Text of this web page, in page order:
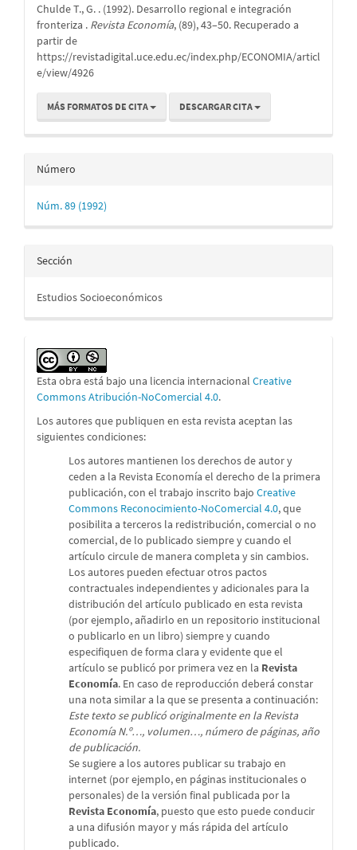
artículo
Chulde T., G. . (1992). Desarrollo regional e integración
fronteriza . Revista Economía, (89), 43–50. Recuperado a
partir de
https://revistadigital.uce.edu.ec/index.php/ECONOMIA/articl
e/view/4926
MÁS FORMATOS DE CITA DESCARGAR CITA
Número
Núm. 89 (1992)
Sección
Estudios Socioeconómicos
Esta obra está bajo una licencia internacional Creative
Commons Atribución-NoComercial 4.0.
Los autores que publiquen en esta revista aceptan las
siguientes condiciones:
Los autores mantienen los derechos de autor y
ceden a la Revista Economía el derecho de la primera
publicación, con el trabajo inscrito bajo Creative
Commons Reconocimiento-NoComercial 4.0, que
posibilita a terceros la redistribución, comercial o no
comercial, de lo publicado siempre y cuando el
artículo circule de manera completa y sin cambios.
Los autores pueden efectuar otros pactos
contractuales independientes y adicionales para la
distribución del artículo publicado en esta revista
(por ejemplo, añadirlo en un repositorio institucional
o publicarlo en un libro) siempre y cuando
especifiquen de forma clara y evidente que el
artículo se publicó por primera vez en la Revista
Economía. En caso de reproducción deberá constar
una nota similar a la que se presenta a continuación:
Este texto se publicó originalmente en la Revista
Economía N.º…, volumen…, número de páginas, año
de publicación.
Se sugiere a los autores publicar su trabajo en
internet (por ejemplo, en páginas institucionales o
personales) de la versión final publicada por la
Revista Economía, puesto que esto puede conducir
a una difusión mayor y más rápida del artículo
publicado.